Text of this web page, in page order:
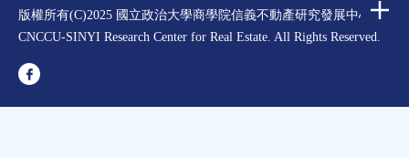
中心成員
聯絡我們
理財規劃講座
不動產學程支援
住宅學會論文獎支援
都市計劃學會論文獎支援
版權所有(C)2025 國立政治大學商學院信義不動產研究發展中心
CNCCU-SINYI Research Center for Real Estate. All Rights Reserved.